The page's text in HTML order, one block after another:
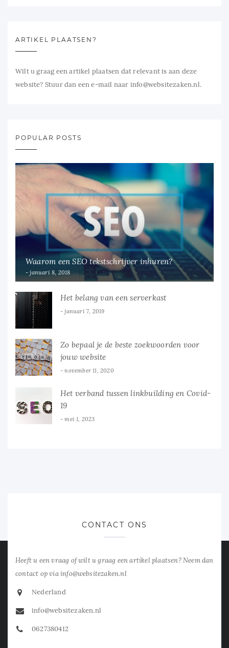
ARTIKEL PLAATSEN?
Wilt u graag een artikel plaatsen dat relevant is aan deze
website? Stuur dan een e-mail naar info@websitezaken.nl.
POPULAR POSTS
Waarom een SEO tekstschrijver inhuren?
januari 8, 2018
Het belang van een serverkast
januari 7, 2019
Zo bepaal je de beste zoekwoorden voor
jouw website
november 11, 2020
Het verband tussen linkbuilding en Covid-
19
mei 1, 2023
CONTACT ONS
Heeft u een vraag of wilt u graag een artikel plaatsen? Neem dan
contact op via info@websitezaken.nl
Nederland
info@websitezaken.nl
0627380412